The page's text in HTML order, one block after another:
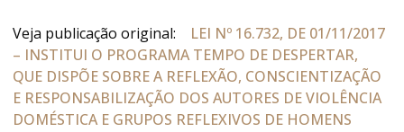
Veja publicação original:
LEI Nº 16.732, DE 01/11/2017
– INSTITUI O PROGRAMA TEMPO DE DESPERTAR,
QUE DISPÕE SOBRE A REFLEXÃO, CONSCIENTIZAÇÃO
E RESPONSABILIZAÇÃO DOS AUTORES DE VIOLÊNCIA
DOMÉSTICA E GRUPOS REFLEXIVOS DE HOMENS